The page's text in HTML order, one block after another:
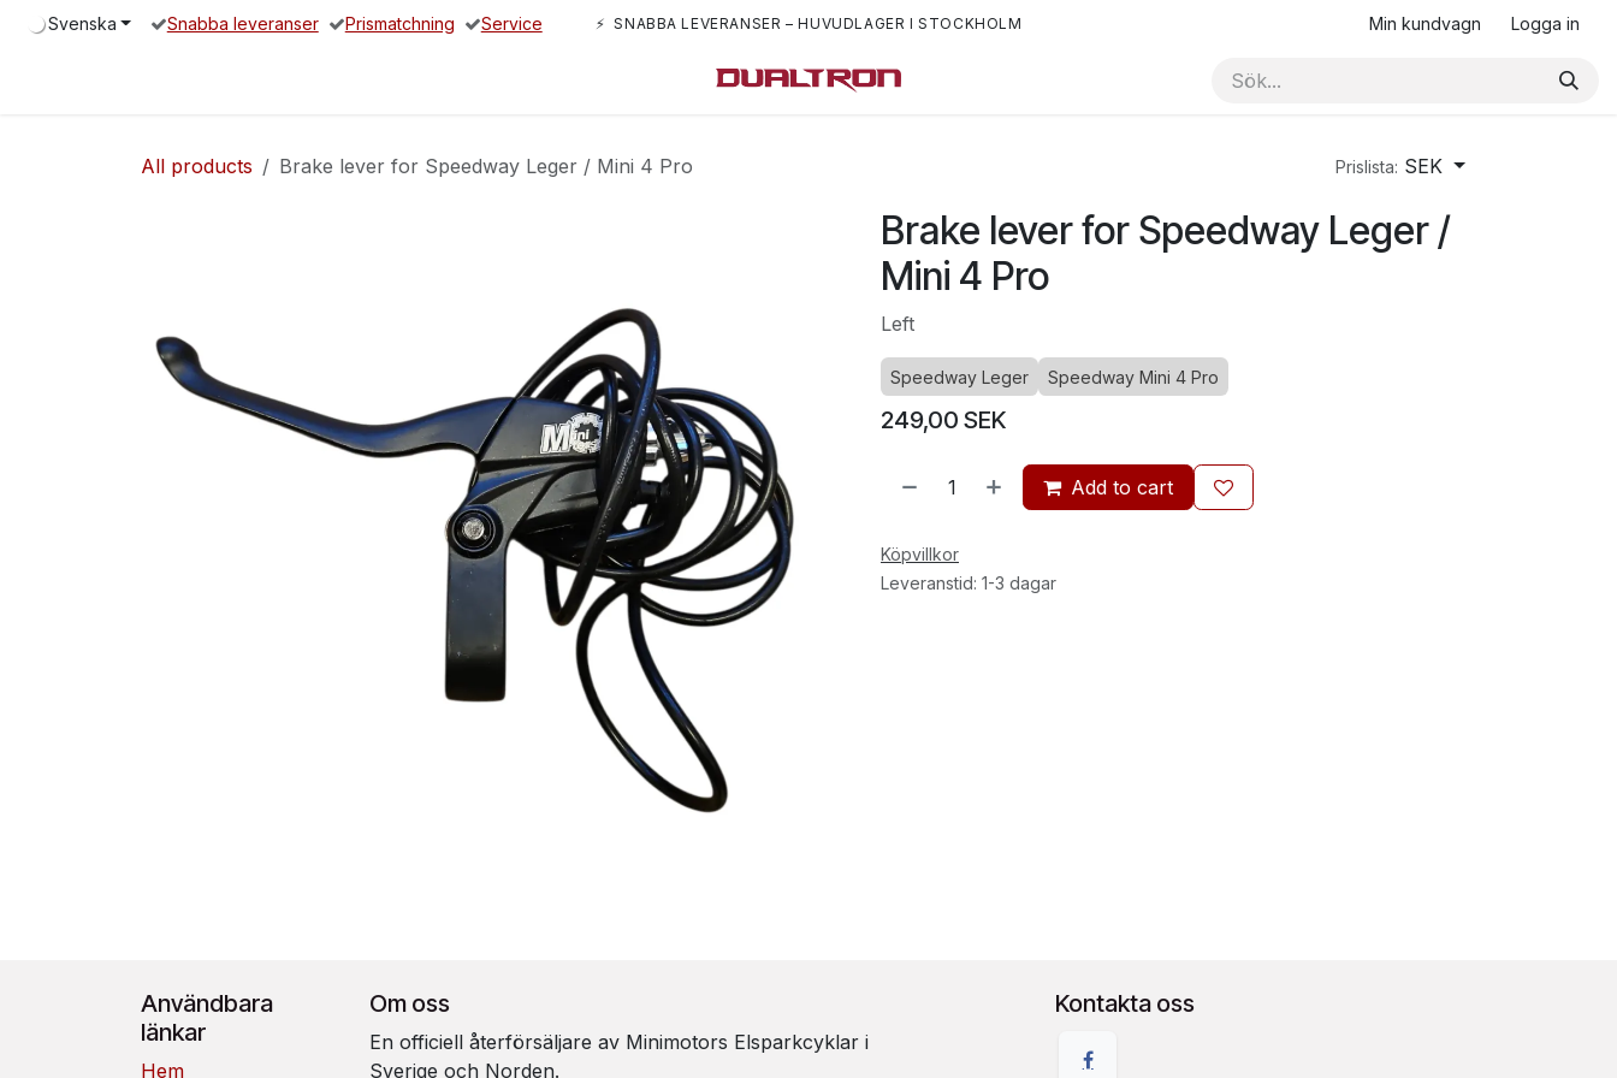
Hoppa till innehåll
Svenska Snabba leveranser Prismatchning Service Min kundvagn Logga in
⚡ SNABBA LEVERANSER – HUVUDLAGER I STOCKHOLM
All products Brake lever for Speedway Leger / Mini 4 Pro Prislista: SEK
Brake lever for Speedway Leger /
Mini 4 Pro
Left
Speedway Leger Speedway Mini 4 Pro
249,00 SEK
Add to cart
Köpvillkor
Leveranstid: 1-3 dagar
Användbara
länkar
Hem
Om oss
En officiell återförsäljare av Minimotors Elsparkcyklar i
Sverige och Norden.
Kontakta oss